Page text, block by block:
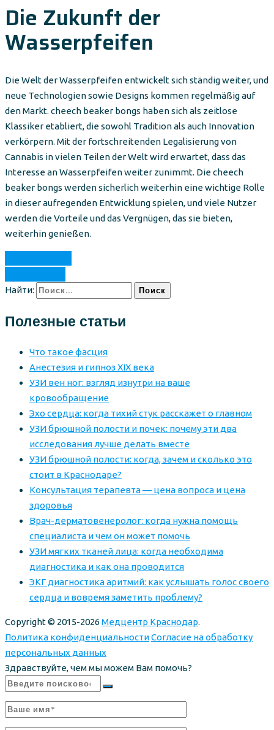
Die Zukunft der
Wasserpfeifen
Die Welt der Wasserpfeifen entwickelt sich ständig weiter, und
neue Technologien sowie Designs kommen regelmäßig auf
den Markt. cheech beaker bongs haben sich als zeitlose
Klassiker etabliert, die sowohl Tradition als auch Innovation
verkörpern. Mit der fortschreitenden Legalisierung von
Cannabis in vielen Teilen der Welt wird erwartet, dass das
Interesse an Wasserpfeifen weiter zunimmt. Die cheech
beaker bongs werden sicherlich weiterhin eine wichtige Rolle
in dieser aufregenden Entwicklung spielen, und viele Nutzer
werden die Vorteile und das Vergnügen, das sie bieten,
weiterhin genießen.
Найти:
Полезные статьи
Что такое фасция
Анестезия и гипноз XIX века
УЗИ вен ног: взгляд изнутри на ваше
кровообращение
Эхо сердца: когда тихий стук расскажет о главном
УЗИ брюшной полости и почек: почему эти два
исследования лучше делать вместе
УЗИ брюшной полости: когда, зачем и сколько это
стоит в Краснодаре?
Консультация терапевта — цена вопроса и цена
здоровья
Врач-дерматовенеролог: когда нужна помощь
специалиста и чем он может помочь
УЗИ мягких тканей лица: когда необходима
диагностика и как она проводится
ЭКГ диагностика аритмий: как услышать голос своего
сердца и вовремя заметить проблему?
Copyright © 2015-2026 Медцентр Краснодар.
Политика конфиденциальностиСогласие на обработку
персональных данных
Здравствуйте, чем мы можем Вам помочь?